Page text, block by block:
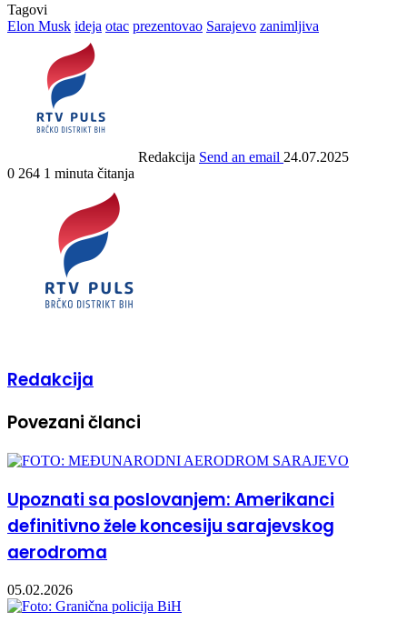
Tagovi
Elon Musk ideja otac prezentovao Sarajevo zanimljiva
Redakcija Send an email 24.07.2025
0 264 1 minuta čitanja
Redakcija
Povezani članci
Upoznati sa poslovanjem: Amerikanci
definitivno žele koncesiju sarajevskog
aerodroma
05.02.2026